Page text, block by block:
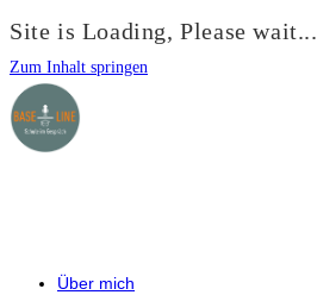
Site is Loading, Please wait...
Zum Inhalt springen
Über mich